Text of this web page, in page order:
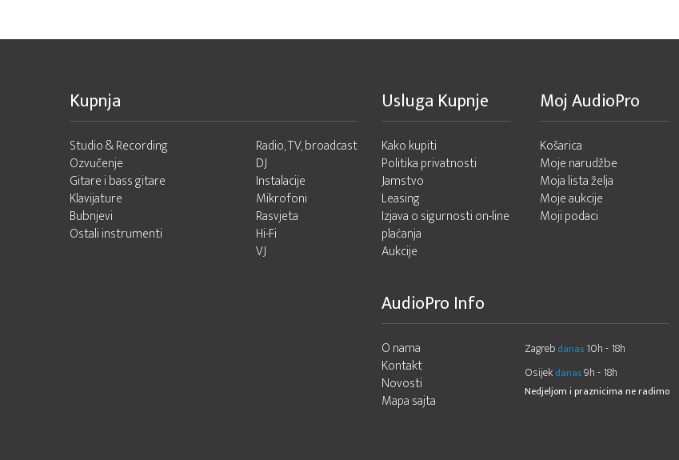
Kupnja
Studio & Recording
Ozvučenje
Gitare i bass gitare
Klavijature
Bubnjevi
Ostali instrumenti
Radio, TV, broadcast
DJ
Instalacije
Mikrofoni
Rasvjeta
Hi-Fi
VJ
Usluga Kupnje
Kako kupiti
Politika privatnosti
Jamstvo
Leasing
Izjava o sigurnosti on-line
plaćanja
Aukcije
Moj AudioPro
Košarica
Moje narudžbe
Moja lista želja
Moje aukcije
Moji podaci
AudioPro Info
O nama
Kontakt
Novosti
Mapa sajta
Zagreb danas 10h - 18h
Osijek danas9h - 18h
Nedjeljom i praznicima ne radimo